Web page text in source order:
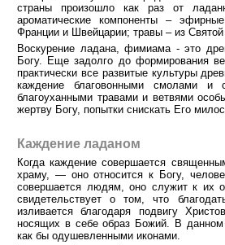
страны произошло как раз от
ароматические компоненты –
Франции и Швейцарии; травы – из
Воскурение ладана, фимиама - это
Богу. Еще задолго до формирования
практически все развитые культуры
каждение благовонными смолами
благоуханными травами и ветвями
жертву Богу, попытки снискать Его
Каждение ладаном
Когда каждение совершается
храму, — оно относится к Богу,
совершается людям, оно служит к их
свидетельствует о том, что
изливается благодаря подвигу
носящих в себе образ Божий. В
как бы одушевленными иконами.